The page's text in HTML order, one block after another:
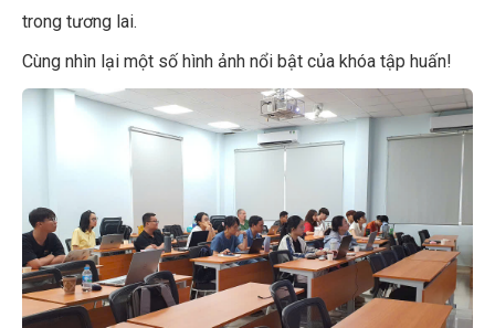
trong tương lai.
Cùng nhìn lại một số hình ảnh nổi bật của khóa tập huấn!